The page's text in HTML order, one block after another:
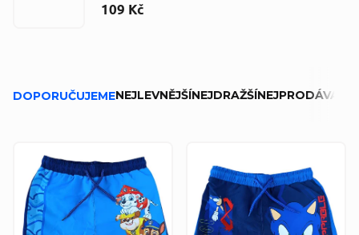
109 Kč
a
DOPORUČUJEMENEJLEVNĚJŠÍNEJDRAŽŠÍ
p